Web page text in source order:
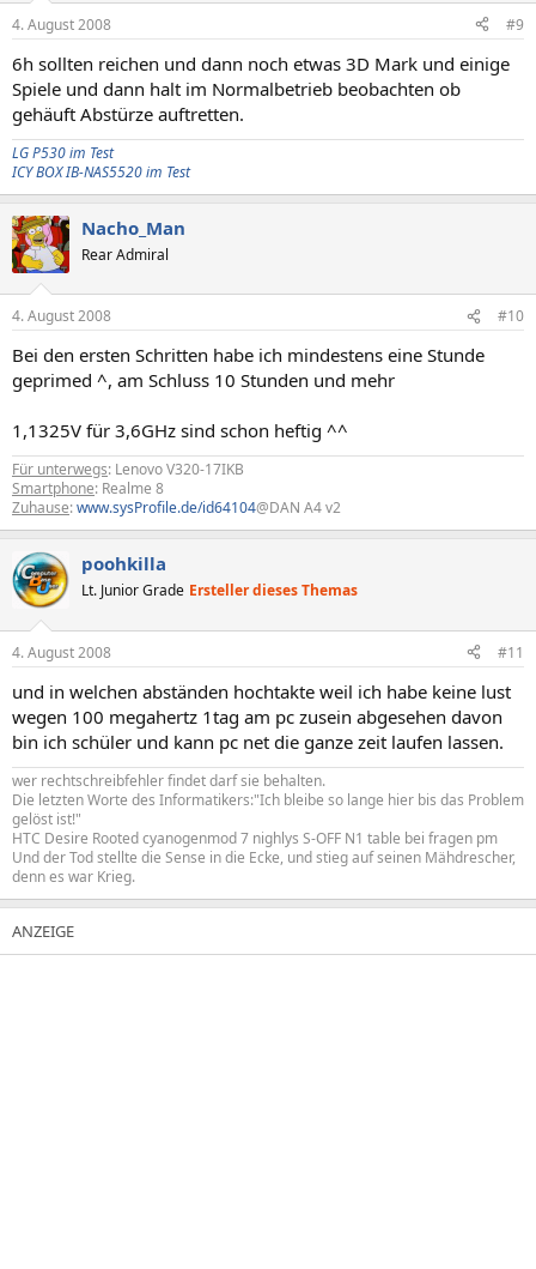
4. August 2008 #9
6h sollten reichen und dann noch etwas 3D Mark und einige
Spiele und dann halt im Normalbetrieb beobachten ob
gehäuft Abstürze auftretten.
LG P530 im Test
ICY BOX IB-NAS5520 im Test
Nacho_Man
Rear Admiral
4. August 2008 #10
Bei den ersten Schritten habe ich mindestens eine Stunde
geprimed ^, am Schluss 10 Stunden und mehr
1,1325V für 3,6GHz sind schon heftig ^^
Für unterwegs: Lenovo V320-17IKB
Smartphone: Realme 8
Zuhause:www.sysProfile.de/id64104@DAN A4 v2
poohkilla
Lt. Junior Grade Ersteller dieses Themas
4. August 2008 #11
und in welchen abständen hochtakte weil ich habe keine lust
wegen 100 megahertz 1tag am pc zusein abgesehen davon
bin ich schüler und kann pc net die ganze zeit laufen lassen.
wer rechtschreibfehler findet darf sie behalten.
Die letzten Worte des Informatikers:"Ich bleibe so lange hier bis das Problem
gelöst ist!"
HTC Desire Rooted cyanogenmod 7 nighlys S-OFF N1 table bei fragen pm
Und der Tod stellte die Sense in die Ecke, und stieg auf seinen Mähdrescher,
denn es war Krieg.